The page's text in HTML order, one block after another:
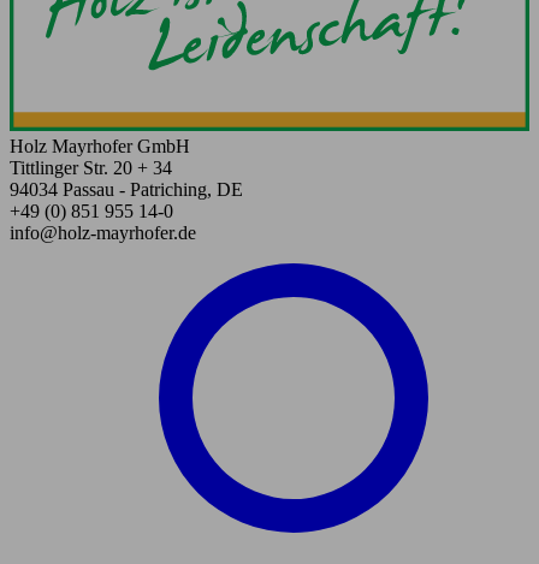
Holz Mayrhofer GmbH
Tittlinger Str. 20 + 34
94034 Passau - Patriching, DE
+49 (0) 851 955 14-0
info@holz-mayrhofer.de